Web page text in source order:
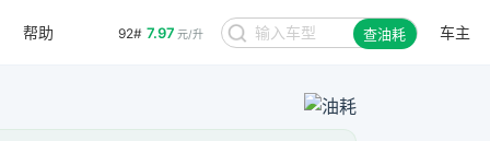
92# 7.97 元/升 查油耗 车主
帮助